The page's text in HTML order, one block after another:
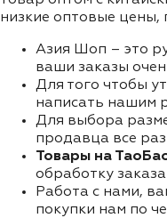
низкие оптовые цены,
Азия Шоп – это
ваши заказы
Для того чтобы
написать нашим
Для выбора
продавца все
Товары на
обработку
Работа с нами,
покупки нам по